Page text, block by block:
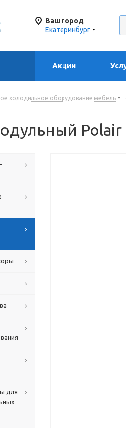
Ваш город
Екатеринбург
Акции
холодильное оборудование мебель -
Polair
для